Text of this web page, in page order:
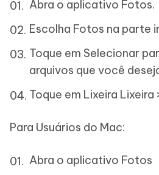
Abra o aplicativo Fotos.
Escolha Fotos na parte
Toque em Selecionar
arquivos que você
Toque em Lixeira Lixeira
Para Usuários do Mac:
Abra o aplicativo Fotos